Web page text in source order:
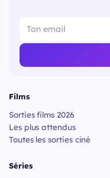
Films
Sorties films 2026
Les plus attendus
Toutes les sorties ciné
Séries